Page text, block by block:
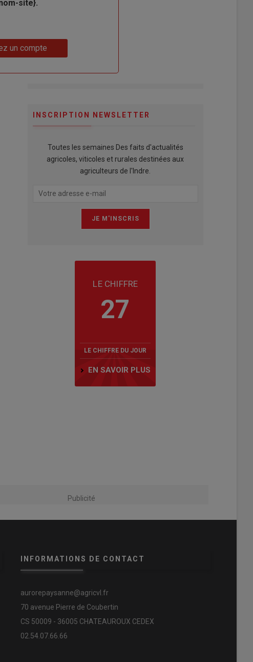
site}.
un compte
INSCRIPTION NEWSLETTER
Toutes les semaines Des faits d'actualités
agricoles, viticoles et rurales destinées aux
agriculteurs de l'Indre.
LE CHIFFRE
27
LE CHIFFRE DU JOUR
EN SAVOIR PLUS
Publicité
INFORMATIONS DE CONTACT
aurorepaysanne@agricvl.fr
70 avenue Pierre de Coubertin
CS 50009 - 36005 CHATEAUROUX CEDEX
02.54.07.66.66